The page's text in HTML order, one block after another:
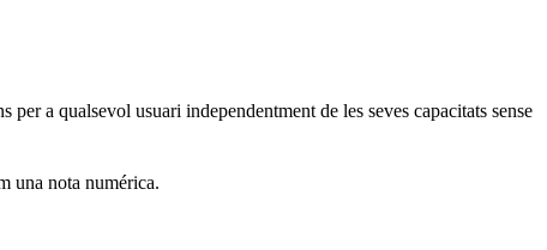
a qualsevol usuari independentment de les seves capacitats sense
una nota numérica.